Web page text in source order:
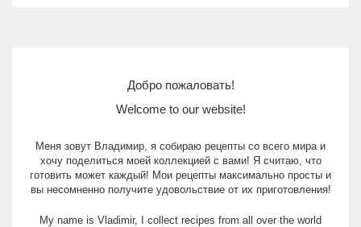
Добро пожаловать!
Welcome to our website!
Меня зовут Владимир, я собираю рецепты со всего мира и
хочу поделиться моей коллекцией с вами! Я считаю, что
готовить может каждый! Мои рецепты максимально просты и
вы несомненно получите удовольствие от их приготовления!
My name is Vladimir, I collect recipes from all over the world